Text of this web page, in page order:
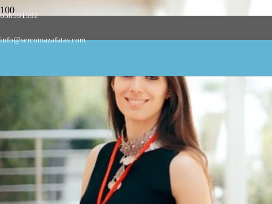
658591592
info@sercomazafatas.com
AZAFATAS DE CONGRESOS Y FERIAS
AZAFATAS DE EVENTOS E IMAGEN
AZAFATAS DE ENCUESTA